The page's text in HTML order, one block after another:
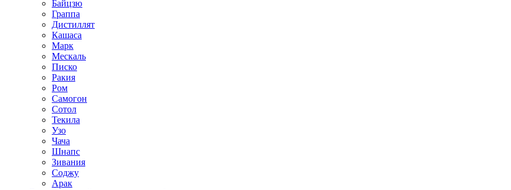
Байцзю
Граппа
Дистиллят
Кашаса
Марк
Мескаль
Писко
Ракия
Ром
Самогон
Сотол
Текила
Узо
Чача
Шнапс
Зивания
Соджу
Арак